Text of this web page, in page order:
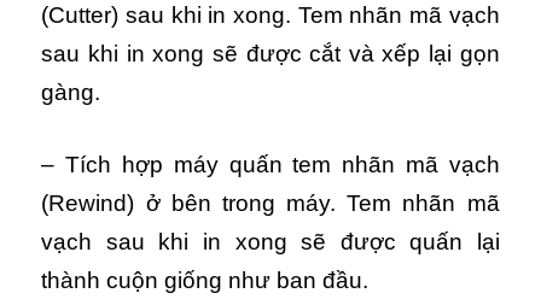
(Cutter) sau khi in xong. Tem nhãn mã vạch
sau khi in xong sẽ được cắt và xếp lại gọn
gàng.
– Tích hợp máy quấn tem nhãn mã vạch
(Rewind) ở bên trong máy. Tem nhãn mã
vạch sau khi in xong sẽ được quấn lại
thành cuộn giống như ban đầu.